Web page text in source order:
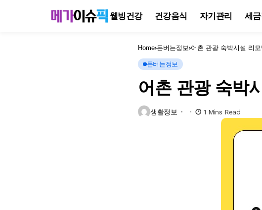
웰빙건강 건강음식 자기관리 세
Home 돈버는정보 어촌 관광 숙박시설 리
돈버는정보
어촌 관광 숙박
생활정보 1 Mins Read